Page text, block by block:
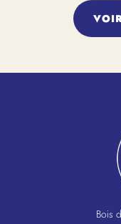
Bois